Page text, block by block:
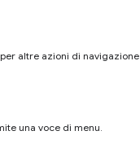
altre azioni di navigazione
una voce di menu.